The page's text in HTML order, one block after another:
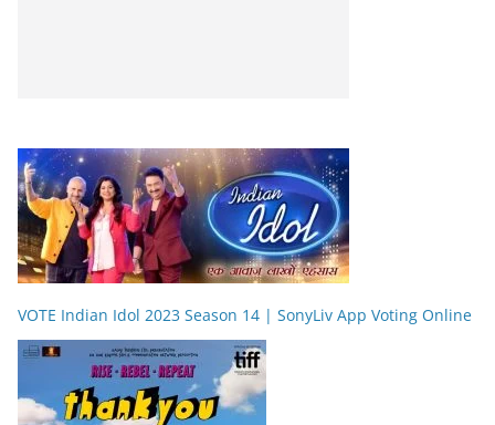
VOTE Indian Idol 2023 Season 14 | SonyLiv App Voting Online